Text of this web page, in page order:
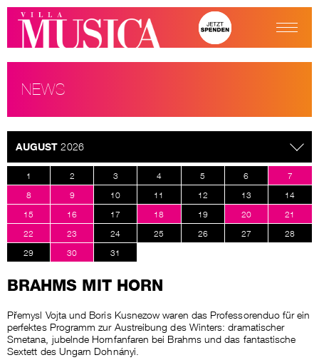
NEWS
AUGUST2026
1 2 3 4 5 6
7
8
9 10 11 12 13
14
15
16 17 18 19 20
21
22
23 24 25 26 27
28
29
30 31
BRAHMS MIT HORN
Přemysl Vojta und Boris Kusnezow waren das Professorenduo für ein
perfektes Programm zur Austreibung des Winters: dramatischer
Smetana, jubelnde Hornfanfaren bei Brahms und das fantastische
Sextett des Ungarn Dohnányi.